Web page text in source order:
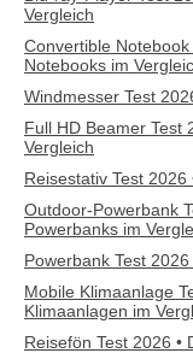
Vergleich
Convertible
Notebooks im
Windmesser Test
Full HD Beamer Test
Vergleich
Reisestativ Test
Outdoor-Powerbank
Powerbanks im
Powerbank Test
Mobile Klimaanlage
Klimaanlagen im
Reisefön Test 2026 •